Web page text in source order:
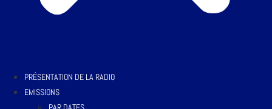
PRÉSENTATION DE LA RADIO
EMISSIONS